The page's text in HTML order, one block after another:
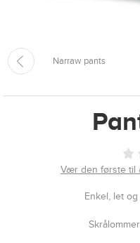
Narraw pants
Vær den første til
Enkel, let